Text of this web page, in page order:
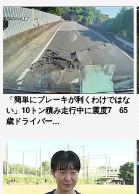
「簡単にブレーキが利くわけではな
い」10トン積み走行中に震度7 65
歳ドライバー...